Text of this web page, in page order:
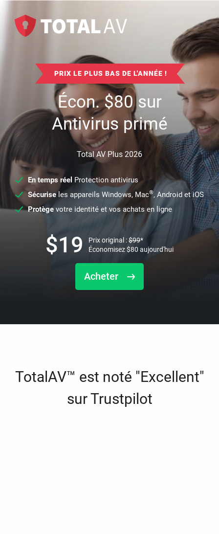
PRIX LE PLUS BAS DE L'ANNÉE !
Écon.$80sur
Antivirus primé
Total AV Plus 2026
En temps réel Protection antivirus
Sécuriseles appareils Windows, Mac®, Android et iOS
Protège votre identité et vos achats en ligne
Acheter
$19 Prix original :$99*
Économisez$80 aujourd'hui
TotalAV™ est noté "Excellent"
sur Trustpilot